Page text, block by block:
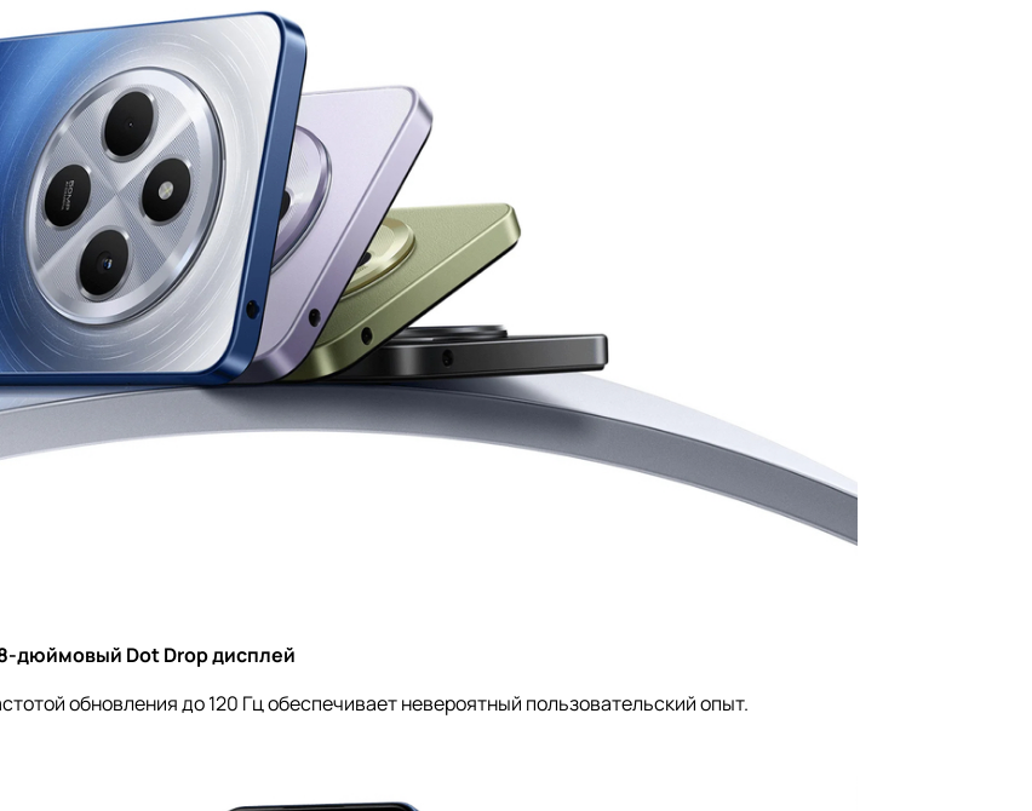
дюймовый Dot Drop дисплей
обновления до 120 Гц обеспечивает невероятный пользовательский опыт.